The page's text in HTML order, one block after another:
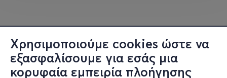
Χρησιμοποιούμε cookies ώστε να
εξασφαλίσουμε για εσάς μια
κορυφαία εμπειρία πλοήγησης
χώρο του κτήματος / παιδική χαρά ***
18/06_🧳ΔΙΑΚΟΠΟΒΑΛΙΤΣΕΣ 🌞
Το καλοκαίρι πλησιάζει και ήρθε η ώρα να ετοιμάσουμε